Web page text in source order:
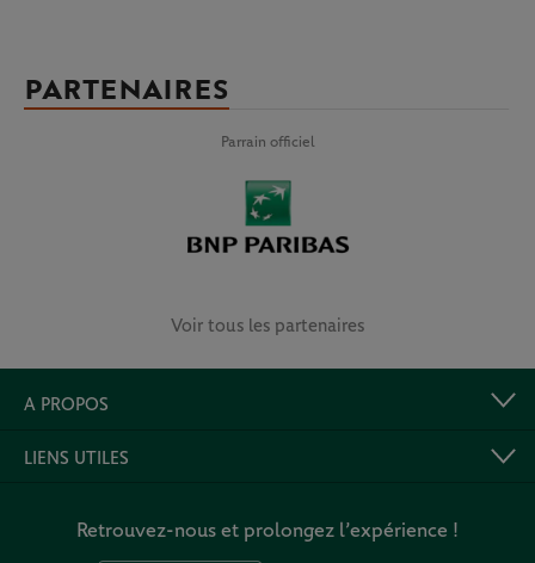
PARTENAIRES
Parrain officiel
Voir tous les partenaires
A PROPOS
LIENS UTILES
Retrouvez-nous et prolongez l’expérience !